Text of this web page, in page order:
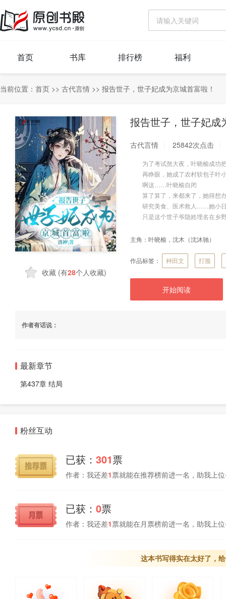
首页 书库 排行榜 福利
当前位置： 首页 >> 古代言情 >> 报告世子，世子妃成为京城首富啦！
收藏 (有28个人收藏)
报告世子，世子妃成
古代言情 25842次点击
为了考试熬大夜，叶晓榆成功
再睁眼，她成了农村软包子叶
啊这……叶晓榆自闭
算了算了，来都来了，她得想
研究美食、医术救人……她小日
只是这个世子爷隐姓埋名在乡
主角： 叶晓榆，沈木（沈沐驰）
作品标签： 种田文 打脸
开始阅读
作者有话说：
最新章节
第437章 结局
粉丝互动
已获： 301票
作者：我还差1票就能在推荐榜前进一名，助我上
已获： 0票
作者：我还差1票就能在月票榜前进一名，助我上
这本书写得实在太好了，